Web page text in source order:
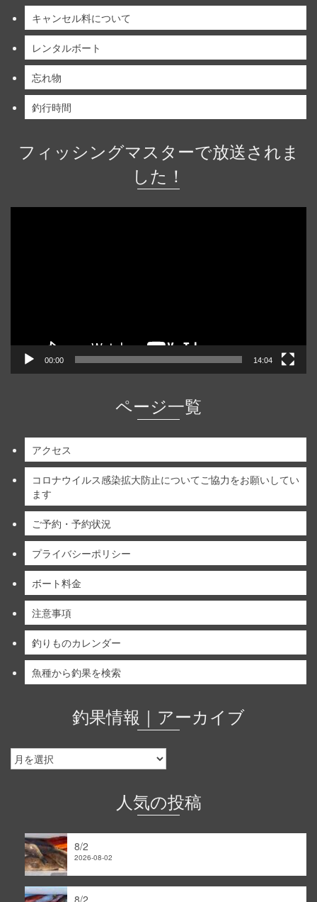
キャンセル料について
レンタルボート
忘れ物
釣行時間
フィッシングマスターで放送されま
した！
00:00 14:04
ページ一覧
アクセス
コロナウイルス感染拡大防止についてご協力をお願いしてい
ます
ご予約・予約状況
プライバシーポリシー
ボート料金
注意事項
釣りものカレンダー
魚種から釣果を検索
釣果情報｜アーカイブ
釣
果
人気の投稿
8/2
2026-08-02